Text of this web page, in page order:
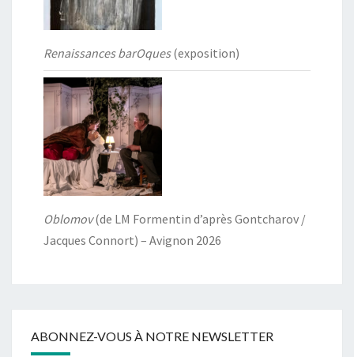
Renaissances barOques(exposition)
Oblomov(de LM Formentin d’après Gontcharov /
Jacques Connort) – Avignon 2026
ABONNEZ-VOUS À NOTRE NEWSLETTER